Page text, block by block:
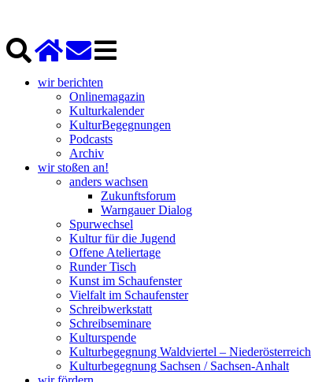
wir berichten
Onlinemagazin
Kulturkalender
KulturBegegnungen
Podcasts
Archiv
wir stoßen an!
anders wachsen
Zukunftsforum
Warngauer Dialog
Spurwechsel
Kultur für die Jugend
Offene Ateliertage
Runder Tisch
Kunst im Schaufenster
Vielfalt im Schaufenster
Schreibwerkstatt
Schreibseminare
Kulturspende
Kulturbegegnung Waldviertel – Niederösterreich
Kulturbegegnung Sachsen / Sachsen-Anhalt